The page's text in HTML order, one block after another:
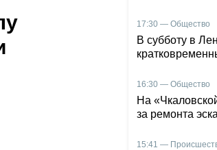
17:30 — Общество
В субботу в
16:30 — Общество
На
за ремонта
15:41 —